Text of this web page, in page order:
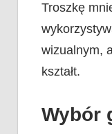
Troszkę
wizualnym,
kształt.
Wybór